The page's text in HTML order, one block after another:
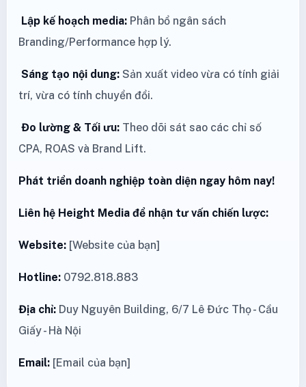
Lập kế hoạch media: Phân bổ ngân sách
Branding/Performance hợp lý.
Sáng tạo nội dung: Sản xuất video vừa có tính giải
trí, vừa có tính chuyển đổi.
Đo lường & Tối ưu: Theo dõi sát sao các chỉ số
CPA, ROAS và Brand Lift.
Phát triển doanh nghiệp toàn diện ngay hôm nay!
Liên hệ Height Media để nhận tư vấn chiến lược:
Website: [Website của bạn]
Hotline: 0792.818.883
Địa chỉ: Duy Nguyên Building, 6/7 Lê Đức Thọ - Cầu
Giấy - Hà Nội
Email: [Email của bạn]